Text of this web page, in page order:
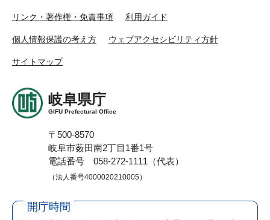
リンク・著作権・免責事項 利用ガイド
個人情報保護の考え方 ウェブアクセシビリティ方針
サイトマップ
岐阜県庁
GIFU Prefectural Office
〒500-8570
岐阜市薮田南2丁目1番1号
電話番号 058-272-1111（代表）
（法人番号4000020210005）
開庁時間